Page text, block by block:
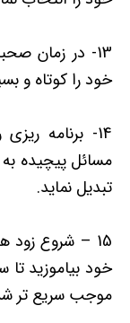
13- در زمان
خود را کوتاه و
14- برنامه
مسائل پیچیده
تبدیل نماید.
15 – شروع
خود بیاموزید
موجب سریع تر